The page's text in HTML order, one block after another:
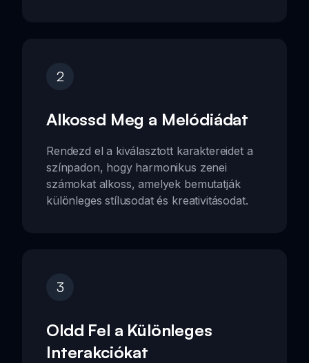
2
Alkossd Meg a Melódiádat
Rendezd el a kiválasztott karaktereidet a
színpadon, hogy harmonikus zenei
számokat alkoss, amelyek bemutatják
különleges stílusodat és kreativitásodat.
3
Oldd Fel a Különleges
Interakciókat